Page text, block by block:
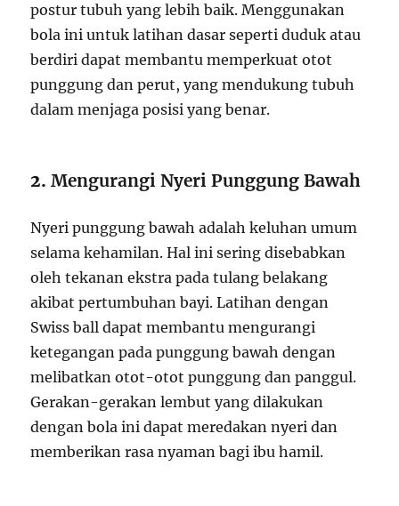
postur tubuh yang lebih baik. Menggunakan
bola ini untuk latihan dasar seperti duduk atau
berdiri dapat membantu memperkuat otot
punggung dan perut, yang mendukung tubuh
dalam menjaga posisi yang benar.
2.Mengurangi Nyeri Punggung Bawah
Nyeri punggung bawah adalah keluhan umum
selama kehamilan. Hal ini sering disebabkan
oleh tekanan ekstra pada tulang belakang
akibat pertumbuhan bayi. Latihan dengan
Swiss ball dapat membantu mengurangi
ketegangan pada punggung bawah dengan
melibatkan otot-otot punggung dan panggul.
Gerakan-gerakan lembut yang dilakukan
dengan bola ini dapat meredakan nyeri dan
memberikan rasa nyaman bagi ibu hamil.